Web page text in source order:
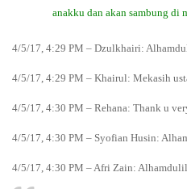
anakku dan akan sambung di
4/5/17, 4:29 PM – Dzulkhairi:
4/5/17, 4:29 PM – Khairul: Mekasih
4/5/17, 4:30 PM – Rehana: Thank u
4/5/17, 4:30 PM – Syofian Husin:
4/5/17, 4:30 PM – Afri Zain: